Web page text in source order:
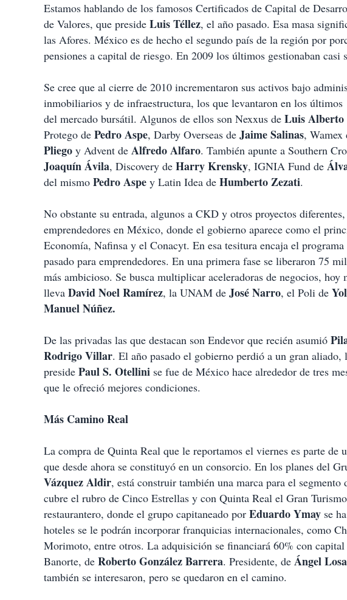
Estamos hablando de los famosos Certificados de Capital de
de Valores, que preside Luis Téllez, el año pasado. Esa masa
las Afores. México es de hecho el segundo país de la región por
pensiones a capital de riesgo. En 2009 los últimos gestionaban casi
Se cree que al cierre de 2010 incrementaron sus activos bajo
inmobiliarios y de infraestructura, los que levantaron en los últimos
del mercado bursátil. Algunos de ellos son Nexxus de Luis Alberto
Protego de Pedro Aspe, Darby Overseas de Jaime Salinas, Wamex
Pliego y Advent de Alfredo Alfaro. También apunte a Southern
Joaquín Ávila, Discovery de Harry Krensky, IGNIA Fund de
del mismo Pedro Aspe y Latin Idea de Humberto Zezati.
No obstante su entrada, algunos a CKD y otros proyectos
emprendedores en México, donde el gobierno aparece como el
Economía, Nafinsa y el Conacyt. En esa tesitura encaja el
pasado para emprendedores. En una primera fase se liberaron 75
más ambicioso. Se busca multiplicar aceleradoras de negocios, hoy
lleva David Noel Ramírez, la UNAM de José Narro, el Poli de
Manuel Núñez.
De las privadas las que destacan son Endevor que recién asumió
Rodrigo Villar. El año pasado el gobierno perdió a un gran
preside Paul S. Otellini se fue de México hace alrededor de tres
que le ofreció mejores condiciones.
Más Camino Real
La compra de Quinta Real que le reportamos el viernes es parte de
que desde ahora se constituyó en un consorcio. En los planes del
Vázquez Aldir, está construir también una marca para el
cubre el rubro de Cinco Estrellas y con Quinta Real el Gran
restaurantero, donde el grupo capitaneado por Eduardo Ymay se
hoteles se le podrán incorporar franquicias internacionales, como
Morimoto, entre otros. La adquisición se financiará 60% con
Banorte, de Roberto González Barrera. Presidente, de Ángel
también se interesaron, pero se quedaron en el camino.